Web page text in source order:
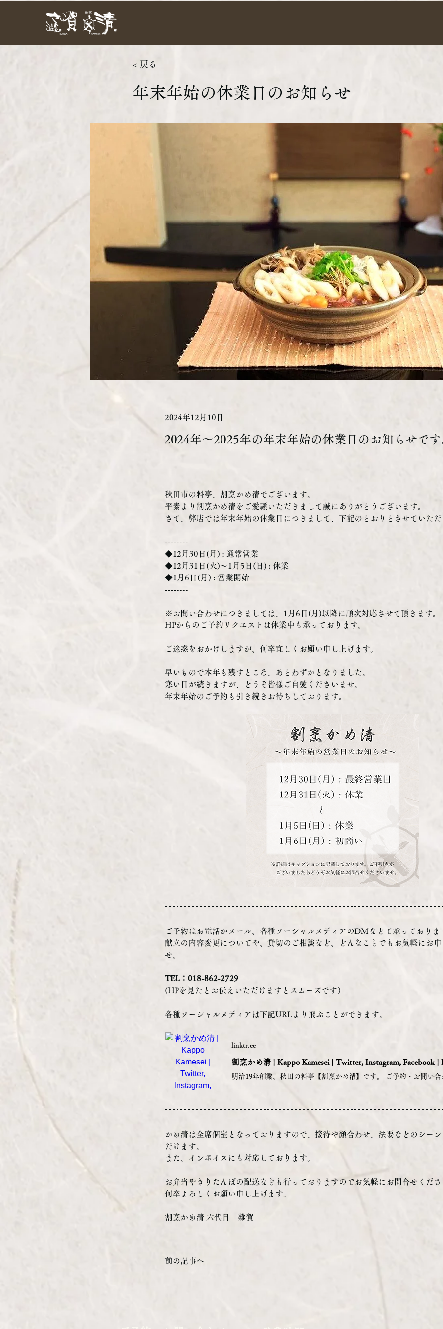
< 戻る
年末年始の休業日のお知らせ
2024年12月10日
2024年〜2025年の年末年始の休業日のお知らせで
秋田市の料亭、割烹かめ清でございます。
平素より割烹かめ清をご愛顧いただきまして誠にありがとうございます。
さて、弊店では年末年始の休業日につきまして、下記のとおりとさせていた
--------
◆12月30日(月) : 通常営業
◆12月31日(火)〜1月5日(日) : 休業
◆1月6日(月) : 営業開始
--------
※お問い合わせにつきましては、1月6日(月)以降に順次対応させて頂きます。
HPからのご予約リクエストは休業中も承っております。
ご迷惑をおかけしますが、何卒宜しくお願い申し上げます。
早いもので本年も残すところ、あとわずかとなりました。
寒い日が続きますが、どうぞ皆様ご自愛くださいませ。
年末年始のご予約も引き続きお待ちしております。
ご予約はお電話かメール、各種ソーシャルメディアのDMなどで承っておりま
献立の内容変更についてや、貸切のご相談など、どんなことでもお気軽にお
せ。
TEL：018-862-2729
(HPを見たとお伝えいただけますとスムーズです）
各種ソーシャルメディアは下記URLより飛ぶことができます。
linktr.ee
割烹かめ清 | Kappo Kamesei | Twitter, Instagram, Facebook |
かめ清は全席個室となっておりますので、接待や顔合わせ、法要などのシー
だけます。
また、インボイスにも対応しております。
お弁当やきりたんぽの配送なども行っておりますのでお気軽にお問合せくだ
何卒よろしくお願い申し上げます。
割烹かめ清 六代目　雜賀
前の記事へ